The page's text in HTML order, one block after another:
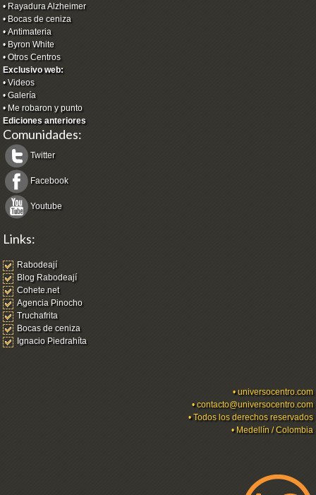
• Rayadura Alzheimer
• Bocas de ceniza
•Antimateria
• Byron White
•Otros Centros
Exclusivo web:
•Videos
•Galería
• Me robaron y punto
Ediciones anteriores
Comunidades:
Twitter
Facebook
Youtube
Links:
Rabodeají
Blog Rabodeají
Cohete.net
Agencia Pinocho
Truchafrita
Bocas de ceniza
Ignacio Piedrahíta
•universocentro.com
•contacto@universocentro.com
• Todos los derechos reservados
• Medellín / Colombia